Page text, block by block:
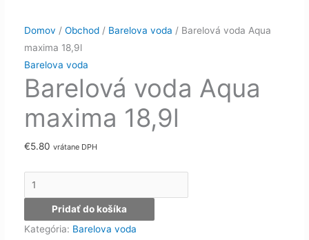
Domov / Obchod/ Barelova voda / Barelová voda Aqua
maxima 18,9l
Barelova voda
Barelová voda Aqua
maxima 18,9l
€5.80 vrátane DPH
množstvo
Barelová
Aqua
Pridať do košíka
Kategória: Barelova voda